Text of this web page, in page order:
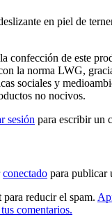
en piel de
confección de este
la norma LWG,
sociales y
no nocivos.
sesión para escribir un
conectado para publicar
reducir el spam.
comentarios.